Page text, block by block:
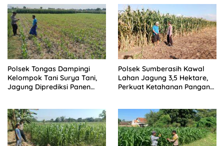
Polsek Tongas Dampingi
Kelompok Tani Surya Tani,
Jagung Diprediksi Panen
Polsek Sumberasih Kawal
Lahan Jagung 3,5 Hektare,
Perkuat Ketahanan Pangan